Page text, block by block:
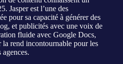
Jasper est l’une des
pour sa capacité à générer des
et publicités avec une voix de
fluide avec Google Docs,
rend incontournable pour les